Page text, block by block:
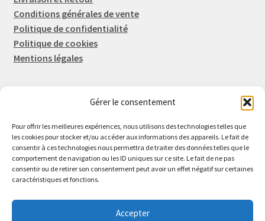
Gérer le consentement
Pour offrir les meilleures expériences, nous utilisons des technologies telles que
les cookies pour stocker et/ou accéder aux informations des appareils. Le fait de
consentir à ces technologies nous permettra de traiter des données telles que le
comportement de navigation ou les ID uniques sur ce site. Le fait de ne pas
consentir ou de retirer son consentement peut avoir un effet négatif sur certaines
caractéristiques et fonctions.
Accepter
Conditions générales de vente
Politique de confidentialité
Politique de cookies
Mentions légales
Eric FORTIER EI
16 Rue de l'Espérance
14600 Honfleur
02 61 82 01 89